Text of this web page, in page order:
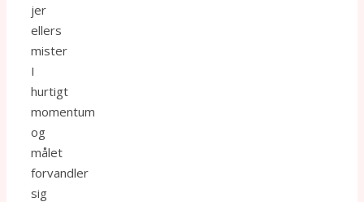
jer
ellers
mister
I
hurtigt
momentum
og
målet
forvandler
sig